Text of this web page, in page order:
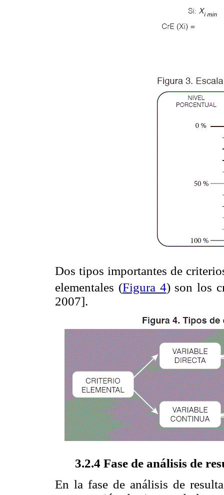
Dos tipos importantes de
elementales (Figura 4) son los
2007].
3.2.4 Fase de análisis de
En la fase de análisis de